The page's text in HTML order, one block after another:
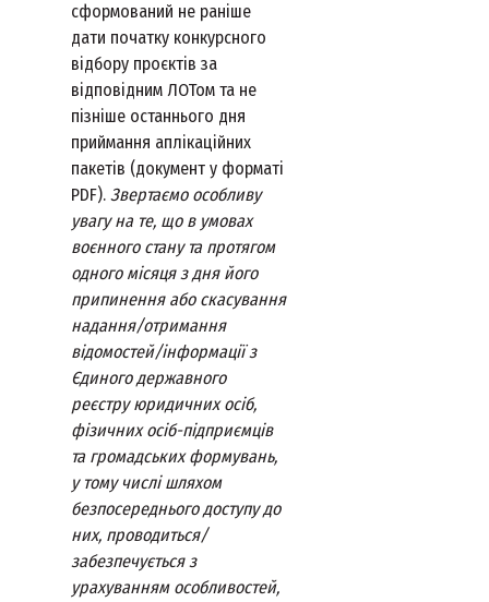
сформований не раніше
дати початку конкурсного
відбору проєктів за
відповідним ЛОТом та не
пізніше останнього дня
приймання аплікаційних
пакетів (документ у форматі
PDF). Звертаємо особливу
увагу на те, що в умовах
воєнного стану та протягом
одного місяця з дня його
припинення або скасування
надання/отримання
відомостей/інформації з
Єдиного державного
реєстру юридичних осіб,
фізичних осіб-підприємців
та громадських формувань,
у тому числі шляхом
безпосереднього доступу до
них, проводиться/
забезпечується з
урахуванням особливостей,